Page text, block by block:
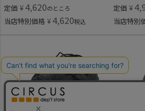
定価 ¥ 4,620のところ
当店特別価格 ¥ 4,620税込
定価 ¥
当店特別